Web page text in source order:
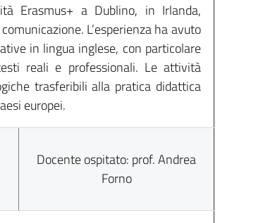
Erasmus+ a Dublino, in Irlanda,
L’esperienza ha avuto
in lingua inglese, con particolare
reali e professionali. Le attività
trasferibili alla pratica didattica
europei.
Docente ospitato: prof. Andrea
Forno